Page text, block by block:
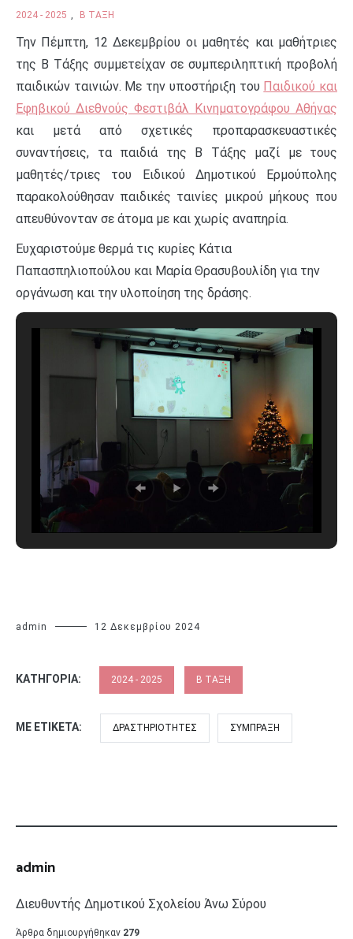
2024 - 2025 , Β ΤΆΞΗ
Την Πέμπτη, 12 Δεκεμβρίου οι μαθητές και μαθήτριες
της Β Τάξης συμμετείχαν σε συμπεριληπτική προβολή
παιδικών ταινιών. Με την υποστήριξη του Παιδικού και
Εφηβικού Διεθνούς Φεστιβάλ Κινηματογράφου Αθήνας
και μετά από σχετικές προπαρασκευαστικές
συναντήσεις, τα παιδιά της Β Τάξης μαζί με τους
μαθητές/τριες του Ειδικού Δημοτικού Ερμούπολης
παρακολούθησαν παιδικές ταινίες μικρού μήκους που
απευθύνονταν σε άτομα με και χωρίς αναπηρία.
Ευχαριστούμε θερμά τις κυρίες Κάτια
Παπασπηλιοπούλου και Μαρία Θρασυβουλίδη για την
οργάνωση και την υλοποίηση της δράσης.
admin 12 Δεκεμβρίου 2024
ΚΑΤΗΓΟΡΊΑ: 2024 - 2025 Β ΤΆΞΗ
ΜΕ ΕΤΙΚΈΤΑ: ΔΡΑΣΤΗΡΙΌΤΗΤΕΣ ΣΎΜΠΡΑΞΗ
admin
Διευθυντής Δημοτικού Σχολείου Άνω Σύρου
Άρθρα δημιουργήθηκαν 279